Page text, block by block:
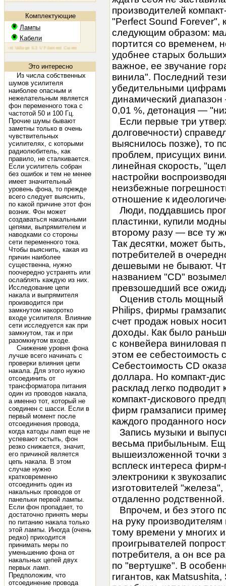
Комплектующие
Лампы
Кабели
Voltage 6.3 V Filament Current 1.6 A Plate Voltage (max) 800 V Plate Current (max) 230 mA Plate
Это интересно
Из числа собственных
шумов усилителя
наиболее опасным и
нежелательным является
фон переменного тока с
частотой 50 и 100 Гц.
Прочие шумы бывают
заметны только в очень
чувствительных
усилителях, с которыми
радиолюбитель, как
правило, не сталкивается.
Если усилитель собран
без ошибок и тем не менее
имеет значительный
уровень фона, то прежде
всего следует выяснить,
по какой причине этот фон
возник. Фон может
создаваться накальными
цепями, выпрямителем и
наводками со стороны
сети переменного тока.
Чтобы выяснить, какая из
причин наиболее
существенна, нужно
поочередно устранять или
ослаблять каждую из них.
Исследование цепи
накала и выпрямителя
производится при
замкнутом накоротко
входе усилителя. Влияние
сети исследуется как при
замкнутом, так и при
разомкнутом входе.
Снижение уровня фона
лучше всего начинать с
проверки влияния цепи
накала. Для этого нужно
отсоединить от
трансформатора питания
один из проводов накала,
а именно тот, который не
соединен с шасси. Если в
первый момент после
отсоединения провода,
когда катоды ламп еще не
успевают остыть, фон
резко снижается, значит,
его причиной является
цепь накала. В этом
случае нужно
кратковременно
отсоединить один из
накальных проводов от
панельки первой лампы.
Если фон пропадает, то
достаточно принять меры
по питанию накала только
этой лампы. Иногда (очень
редко) приходится
принимать меры по
уменьшению фона от
накальных цепей двух
первых ламп.
Предположим, что
отсоединение провода
производителей
"Perfect Sound Forever",
следующим образом:
портится со временем,
удобнее старых
важное, ее звучание
винила". Последний
убедительными
динамический
0,01 %, детонация —
Если первые три
долговечности)
выяснилось позже), то
проблем, присущих
линейная скорость,
настройки
неизбежные
отношение к
Люди, поддавшись
пластинки, купили
второму разу — все ту
Так десятки, может
потребителей в
дешевыми не бывают.
названием "CD"
превзошедший все
Оценив столь мощный
Philips, фирмы
счет продаж новых
доходы. Как было
с конвейера виниловая
этом ее себестоимость
Себестоимость CD
доллара. Но компакт-
расклад легко
компакт-дискового
фирм грамзаписи
каждого проданного
Запись музыки и
весьма прибыльным.
вышеизложенной точки
всплеск интереса
электроники к
изготовителей
отдаленно родственной.
Впрочем, и без этого
на руку
тому времени у многих
проигрывателей
потребителя, а он все
по "вертушке". В
гигантов, как